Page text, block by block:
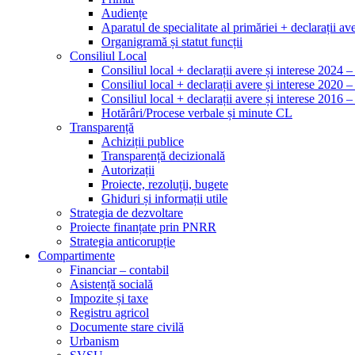
Audiențe
Aparatul de specialitate al primăriei + declarații
Organigramă și statut funcții
Consiliul Local
Consiliul local + declarații avere și interese 2024
Consiliul local + declarații avere și interese 2020
Consiliul local + declarații avere și interese 2016
Hotărâri/Procese verbale și minute CL
Transparență
Achiziții publice
Transparență decizională
Autorizații
Proiecte, rezoluții, bugete
Ghiduri și informații utile
Strategia de dezvoltare
Proiecte finanțate prin PNRR
Strategia anticorupție
Compartimente
Financiar – contabil
Asistență socială
Impozite și taxe
Registru agricol
Documente stare civilă
Urbanism